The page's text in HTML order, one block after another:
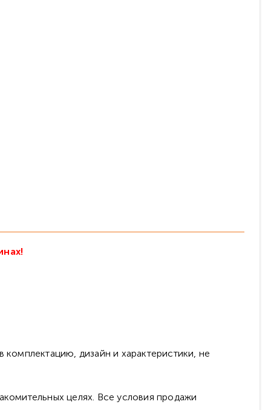
дизайн и характеристики, не
целях. Все условия продажи